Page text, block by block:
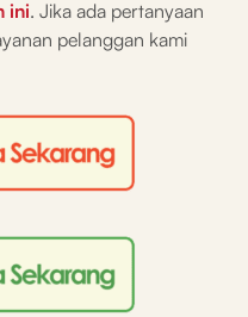
ini. Jika ada pertanyaan
pelanggan kami